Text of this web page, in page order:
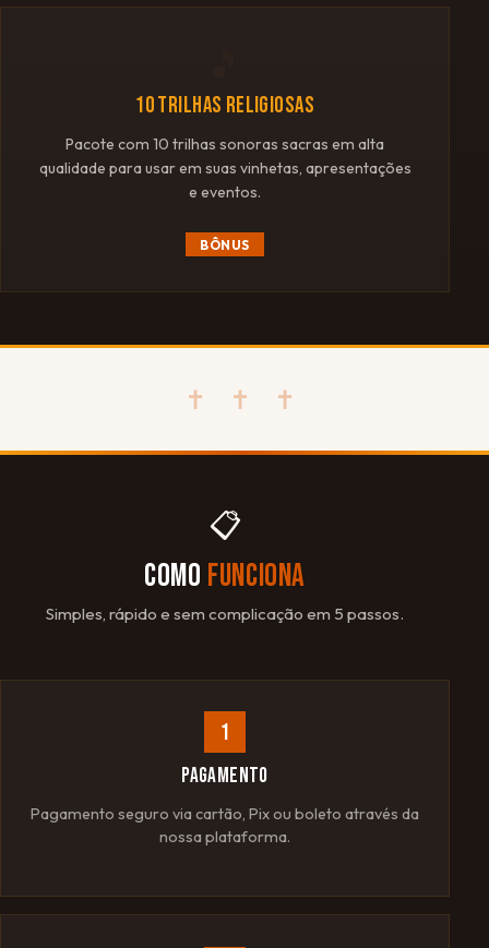
10 TRILHAS RELIGIOSAS
Pacote com 10 trilhas sonoras sacras em alta
qualidade para usar em suas vinhetas, apresentações
e eventos.
BÔNUS
✝ ✝ ✝
📋
COMO FUNCIONA
Simples, rápido e sem complicação em 5 passos.
1
PAGAMENTO
Pagamento seguro via cartão, Pix ou boleto através da
nossa plataforma.